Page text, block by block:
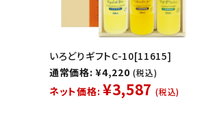
いろどりギフトC-10[11615]
通常価格: ¥4,220 (税込)
ネット価格: ¥3,587 (税込)